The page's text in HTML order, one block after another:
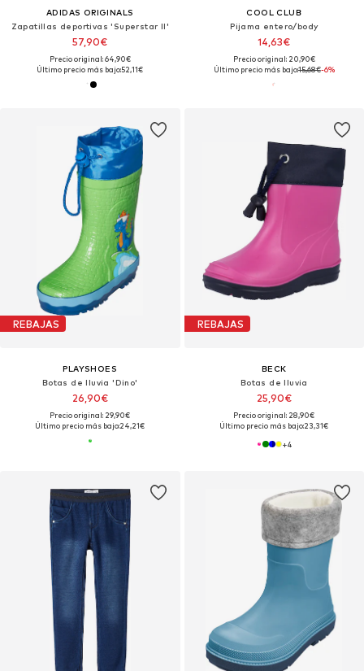
ADIDAS ORIGINALS
Zapatillas deportivas 'Superstar II'
57,90€
Precio original: 64,90€
Último precio más bajo:52,11€
COOL CLUB
Pijama entero/body
14,63€
Precio original: 20,90€
Último precio más bajo:15,68€-6%
REBAJAS
PLAYSHOES
Botas de lluvia 'Dino'
26,90€
Precio original: 29,90€
Último precio más bajo:24,21€
REBAJAS
BECK
Botas de lluvia
25,90€
Precio original: 28,90€
Último precio más bajo:23,31€
+4